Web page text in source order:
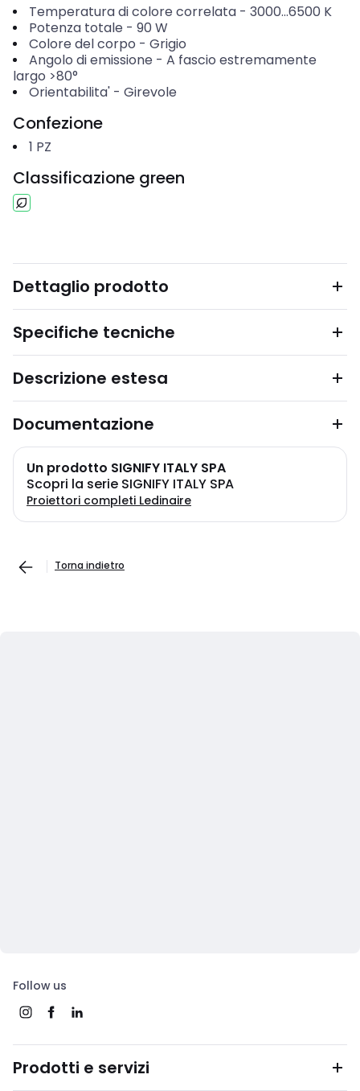
Temperatura di colore correlata- 3000...6500 K
Potenza totale - 90 W
Colore del corpo - Grigio
Angolo di emissione - A fascio estremamente
largo >80°
Orientabilita'- Girevole
Confezione
1 PZ
Classificazione green
Dettaglio prodotto
Specifiche tecniche
Descrizione estesa
Documentazione
Un prodotto SIGNIFY ITALY SPA
Scopri la serie SIGNIFY ITALY SPA
Proiettori completi Ledinaire
Torna indietro
Follow us
Prodotti e servizi